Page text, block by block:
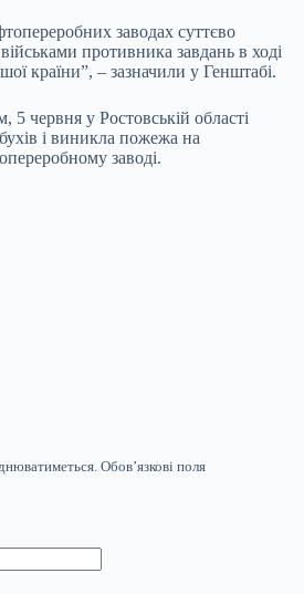
заводах суттєво
противника завдань в ході
країни”, – зазначили у Генштабі.
червня у Ростовській області
і виникла пожежа на
заводі.
Обов’язкові поля